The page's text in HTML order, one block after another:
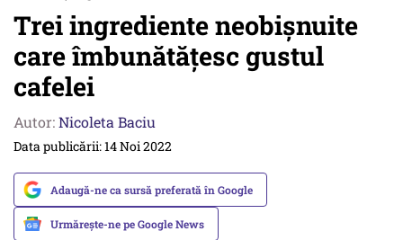
Trei ingrediente neobișnuite
care îmbunătățesc gustul
cafelei
Autor:Nicoleta Baciu
Data publicării: 14 Noi 2022
Adaugă-ne ca sursă preferată în Google
Urmărește-ne pe Google News